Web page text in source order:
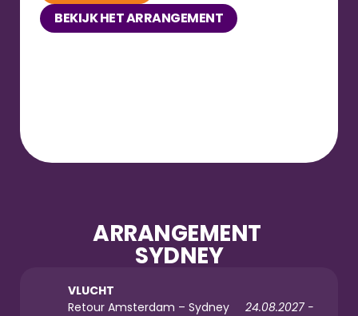
BEKIJK HET ARRANGEMENT
ARRANGEMENT
SYDNEY
VLUCHT
Retour Amsterdam – Sydney 24.08.2027 -